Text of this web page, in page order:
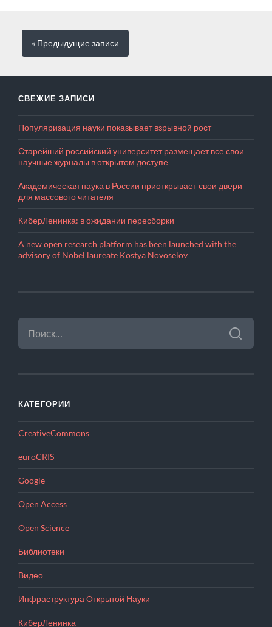
« Предыдущиезаписи
СВЕЖИЕ ЗАПИСИ
Популяризация науки показывает взрывной рост
Старейший российский университет размещает все свои
научные журналы в открытом доступе
Академическая наука в России приоткрывает свои двери
для массового читателя
КиберЛенинка: в ожидании пересборки
A new open research platform has been launched with the
advisory of Nobel laureate Kostya Novoselov
НАЙТИ:
КАТЕГОРИИ
CreativeCommons
euroCRIS
Google
Open Access
Open Science
Библиотеки
Видео
Инфраструктура Открытой Науки
КиберЛенинка